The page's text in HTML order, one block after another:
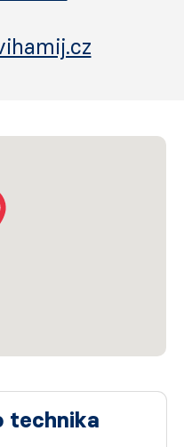
technika